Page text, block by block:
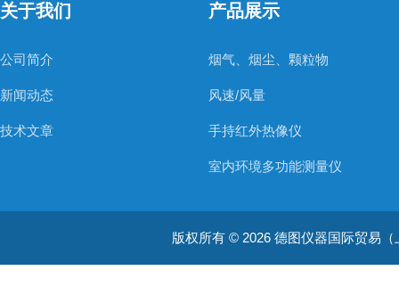
关于我们
公司简介
新闻动态
技术文章
产品展示
烟气、烟尘、颗粒物
风速/风量
手持红外热像仪
室内环境多功能测量仪
温湿度仪器
版权所有 © 2026 德图仪器国际贸易